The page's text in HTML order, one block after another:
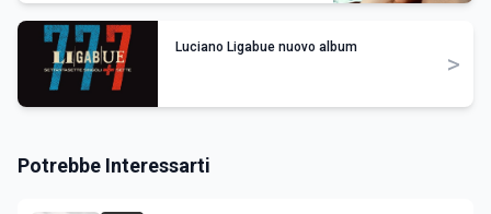
Luciano Ligabue nuovo album
>
Potrebbe Interessarti